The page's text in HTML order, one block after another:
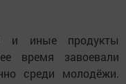
и иные продукты
время завоевали
среди молодёжи.